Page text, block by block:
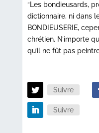
“Les bondieusards,
dictionnaire, ni dans
BONDIEUSERIE,
chrétien. N’importe
qu’il ne fût pas
Suivre
Suivre